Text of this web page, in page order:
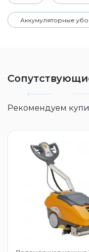
Аккумуляторные
Рекомендуем